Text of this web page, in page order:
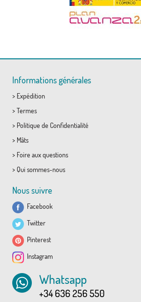
Informations générales
> Expédition
> Termes
> Politique de Confidentialité
> Mâts
> Foire aux questions
> Qui sommes-nous
Nous suivre
Facebook
Twitter
Pinterest
Instagram
Whatsapp
+34 636 256 550